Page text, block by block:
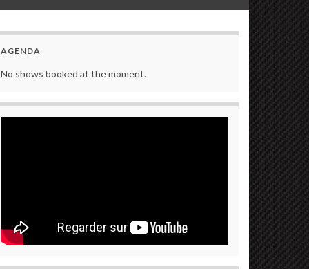
AGENDA
No shows booked at the moment.